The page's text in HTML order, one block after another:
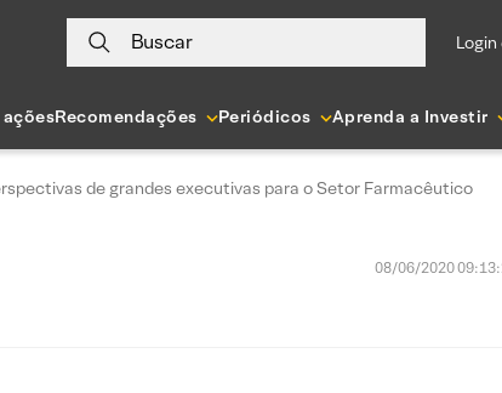
Buscar
Recomendações Periódicos Aprenda a Investir
de grandes executivas para o Setor Farmacêutico
08/06/2020